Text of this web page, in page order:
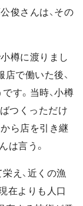
俊さんは、その
小樽に渡りまし
で働いた後、
す。当時、小樽
つくっただけ
ら店を引き継
は言う。
え、近くの漁
在よりも人口